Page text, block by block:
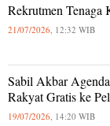
Rekrutmen Tenaga
21/07/2026, 12:32 WIB
Sabil Akbar
Rakyat Gratis ke
19/07/2026, 14:20 WIB